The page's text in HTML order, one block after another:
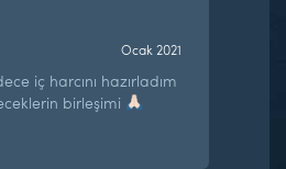
Ocak 2021
iç harcını hazırladım
birleşimi